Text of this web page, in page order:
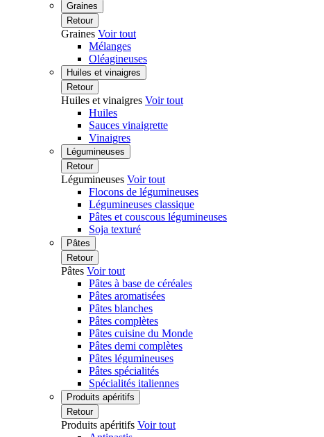
Graines
Retour
Graines Voir tout
Mélanges
Oléagineuses
Huiles et vinaigres
Retour
Huiles et vinaigres Voir tout
Huiles
Sauces vinaigrette
Vinaigres
Légumineuses
Retour
Légumineuses Voir tout
Flocons de légumineuses
Légumineuses classique
Pâtes et couscous légumineuses
Soja texturé
Pâtes
Retour
Pâtes Voir tout
Pâtes à base de céréales
Pâtes aromatisées
Pâtes blanches
Pâtes complètes
Pâtes cuisine du Monde
Pâtes demi complètes
Pâtes légumineuses
Pâtes spécialités
Spécialités italiennes
Produits apéritifs
Retour
Produits apéritifs Voir tout